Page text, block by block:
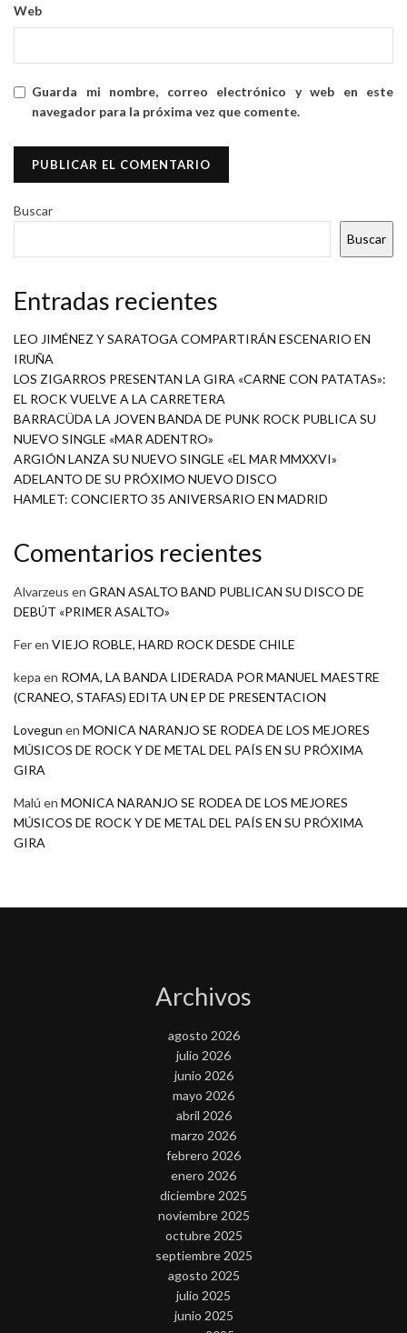
Web
Guarda mi nombre, correo electrónico y web en este
navegador para la próxima vez que comente.
Buscar
Buscar
Entradas recientes
LEO JIMÉNEZ Y SARATOGA COMPARTIRÁN ESCENARIO EN
IRUÑA
LOS ZIGARROS PRESENTAN LA GIRA «CARNE CON PATATAS»:
EL ROCK VUELVE A LA CARRETERA
BARRACÜDA LA JOVEN BANDA DE PUNK ROCK PUBLICA SU
NUEVO SINGLE «MAR ADENTRO»
ARGIÓN LANZA SU NUEVO SINGLE «EL MAR MMXXVI»
ADELANTO DE SU PRÓXIMO NUEVO DISCO
HAMLET: CONCIERTO 35 ANIVERSARIO EN MADRID
Comentarios recientes
Alvarzeus en GRAN ASALTO BAND PUBLICAN SU DISCO DE
DEBÚT «PRIMER ASALTO»
Feren VIEJO ROBLE, HARD ROCK DESDE CHILE
kepa en ROMA, LA BANDA LIDERADA POR MANUEL MAESTRE
(CRANEO, STAFAS) EDITA UN EP DE PRESENTACION
Lovegun en MONICA NARANJO SE RODEA DE LOS MEJORES
MÚSICOS DE ROCK Y DE METAL DEL PAÍS EN SU PRÓXIMA
GIRA
Malú en MONICA NARANJO SE RODEA DE LOS MEJORES
MÚSICOS DE ROCK Y DE METAL DEL PAÍS EN SU PRÓXIMA
GIRA
Archivos
agosto 2026
julio 2026
junio 2026
mayo 2026
abril 2026
marzo 2026
febrero 2026
enero 2026
diciembre 2025
noviembre 2025
octubre 2025
septiembre 2025
agosto 2025
julio 2025
junio 2025